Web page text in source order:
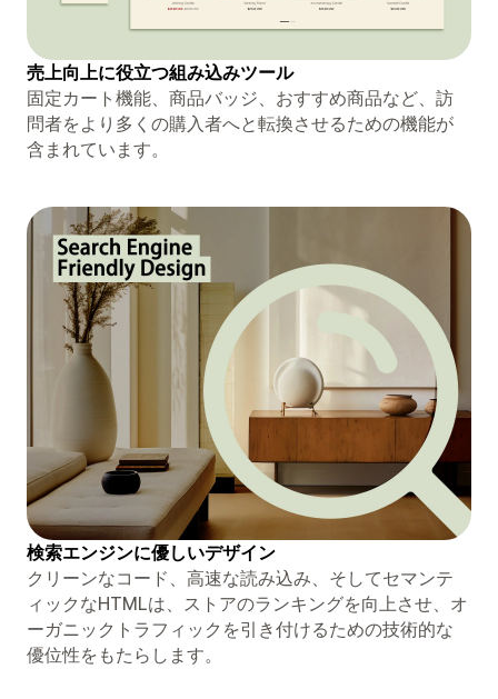
売上向上に役立つ組み込みツール
固定カート機能、商品バッジ、おすすめ商品など、訪
問者をより多くの購入者へと転換させるための機能が
含まれています。
検索エンジンに優しいデザイン
クリーンなコード、高速な読み込み、そしてセマ​​ンテ
ィックなHTMLは、ストアのランキングを向上させ、オ
ーガニックトラフィックを引き付けるための技術的な
優位性をもたらします。